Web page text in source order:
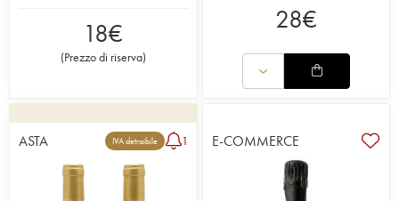
18€
(Prezzo di riserva)
28€
ASTA IVA detraibile 1 E-COMMERCE